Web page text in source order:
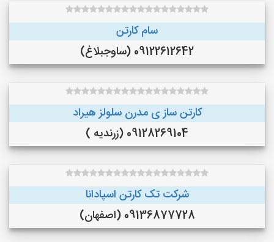
سام کارتن
09122612642 (ساوجبلاغ)
کارتن ساز ی مدرن سلولز هیراد
09128269104 (زرندیه )
شرکت تک کارتن اسپادانا
09136877728 (اصفهان)